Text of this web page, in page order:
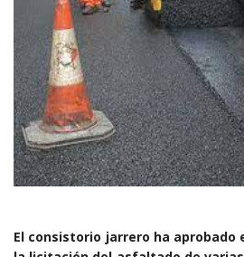
El consistorio jarrero ha aprobado